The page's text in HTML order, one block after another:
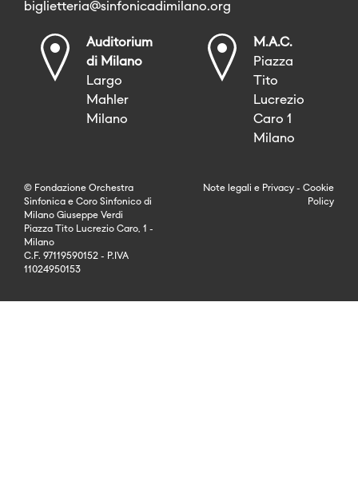
biglietteria@sinfonicadimilano.org
Auditorium
di Milano
Largo
Mahler
Milano
M.A.C.
Piazza
Tito
Lucrezio
Caro 1
Milano
© Fondazione Orchestra
Sinfonica e Coro Sinfonico di
Milano Giuseppe Verdi
Piazza Tito Lucrezio Caro, 1 -
Milano
C.F. 97119590152 - P.IVA
11024950153
Note legali e Privacy - Cookie
Policy